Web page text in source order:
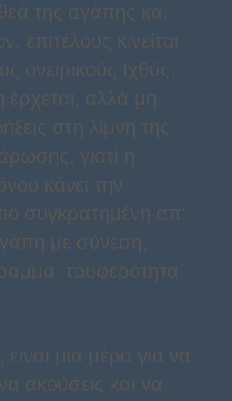
της αγάπης και
κινείται
ονειρικούς Ιχθύς.
αλλά μη
στη λίμνη της
γιατί η
κάνει την
συγκρατημένη απ'
με σύνεση,
τρυφερότητα
μια μέρα για να
ακούσεις και να